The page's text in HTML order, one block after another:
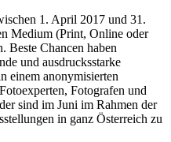
1. April 2017 und 31.
Medium (Print, Online oder
Beste Chancen haben
und ausdrucksstarke
einem anonymisierten
Fotografen und
sind im Juni im Rahmen der
in ganz Österreich zu